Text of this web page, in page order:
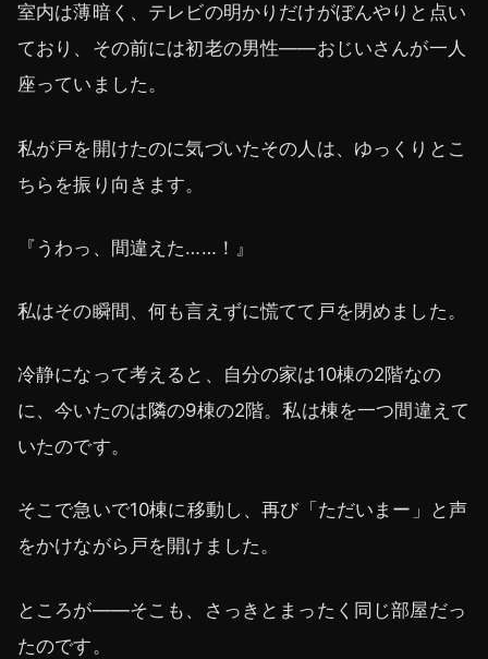
室内は薄暗く、テレビの明かりだけがぼんやりと点い
ており、その前には初老の男性――おじいさんが一人
座っていました。
私が戸を開けたのに気づいたその人は、ゆっくりとこ
ちらを振り向きます。
『うわっ、間違えた……！』
私はその瞬間、何も言えずに慌てて戸を閉めました。
冷静になって考えると、自分の家は10棟の2階なの
に、今いたのは隣の9棟の2階。私は棟を一つ間違えて
いたのです。
そこで急いで10棟に移動し、再び「ただいまー」と声
をかけながら戸を開けました。
ところが――そこも、さっきとまったく同じ部屋だっ
たのです。